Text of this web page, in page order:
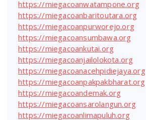
https://miegacoanwatampone.org
https://miegacoanbaritoutara.org
https://miegacoanpurworejo.org
https://miegacoansumbawa.org
https://miegacoankutai.org
https://miegacoanjailolokota.org
https://miegacoanacehpidiejaya.org
https://miegacoanpakpakbharat.org
https://miegacoandemak.org
https://miegacoansarolangun.org
https://miegacoanlimapuluh.org